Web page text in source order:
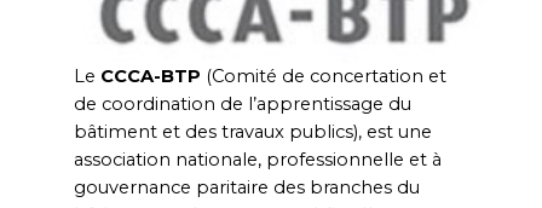
Le CCCA-BTP (Comité de concertation et
de coordination de l’apprentissage du
bâtiment et des travaux publics), est une
association nationale, professionnelle et à
gouvernance paritaire des branches du